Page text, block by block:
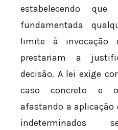
estabelecendo
fundamentada
limite à invocação
prestariam a
decisão. A lei exige
caso concreto e
afastando a aplicação